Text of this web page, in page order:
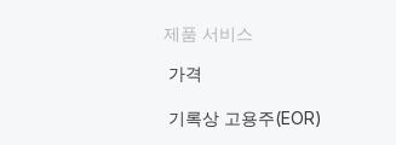
제품 서비스
가격
기록상 고용주(EOR)